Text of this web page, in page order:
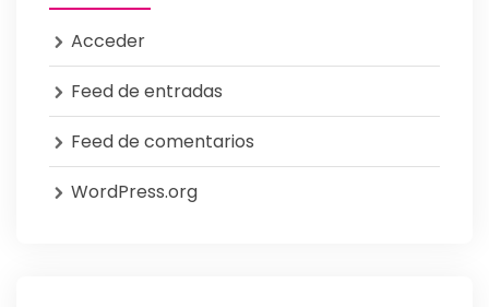
Acceder
Feed de entradas
Feed de comentarios
WordPress.org